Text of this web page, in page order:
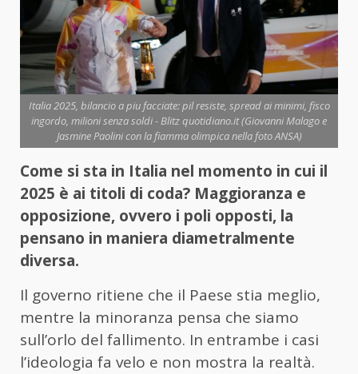
Italia 2025, bilancio a piu facciate: pil resiste, spread ai minimi, fisco
ingordo, milioni senza soldi - Blitz quotidiano.it (Giovanni Malago e
Jasmine Paolini con la fiamma olimpica nella foto ANSA)
Come si sta in Italia nel momento in cui il
2025 è ai titoli di coda? Maggioranza e
opposizione, ovvero i poli opposti, la
pensano in maniera diametralmente
diversa.
Il governo ritiene che il Paese stia meglio,
mentre la minoranza pensa che siamo
sull’orlo del fallimento. In entrambe i casi
l’ideologia fa velo e non mostra la realtà.